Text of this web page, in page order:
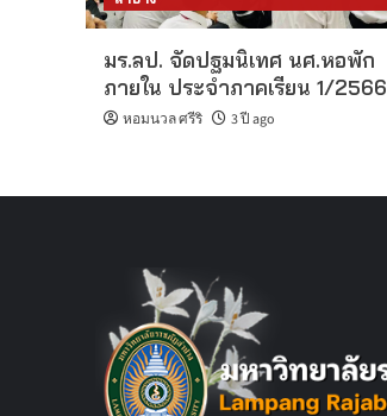
มร.ลป. จัดปฐมนิเทศ นศ.หอพัก
ภายใน ประจำภาคเรียน 1/2566
หอมนวล ศรีริ 3 ปี ago